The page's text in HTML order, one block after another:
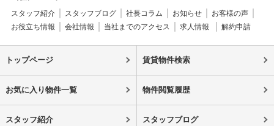
スタッフ紹介 スタッフブログ 社長コラム お知らせ
お客様の声
お役立ち情報
会社情報 当社までのアクセス 求人情報 解約申請
トップページ 賃貸物件検索
お気に入り物件一覧 物件閲覧履歴
スタッフ紹介 スタッフブログ